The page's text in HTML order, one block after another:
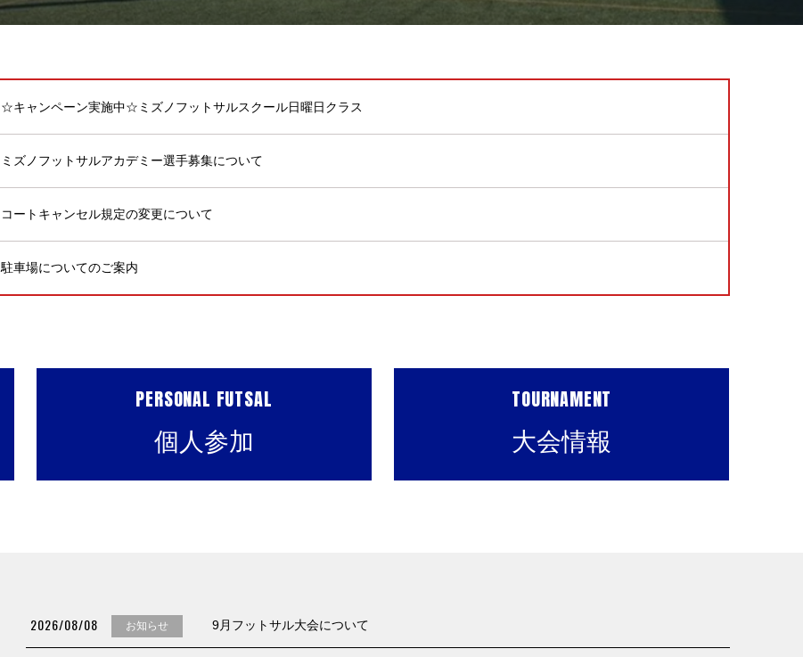
☆キャンペーン実施中☆ミズノフットサルスクール日曜日クラス
ミズノフットサルアカデミー選手募集について
コートキャンセル規定の変更について
駐車場についてのご案内
PERSONAL FUTSAL
個人参加
TOURNAMENT
大会情報
2026/08/08 お知らせ 9月フットサル大会について